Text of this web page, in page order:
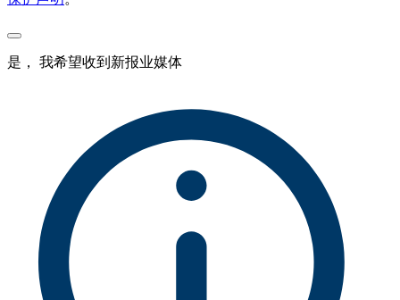
是， 我希望收到新报业媒体